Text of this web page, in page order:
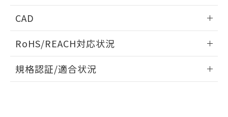
A: 110mm以上、B: 90mm以上
周囲金属の影響
検出物体の大きさと材質による影響
CAD
ドすることができます。
ログイン/会員登録
RoHS/REACH対応状況
EU RoHS 注意事項・凡例
規格認証/適合状況